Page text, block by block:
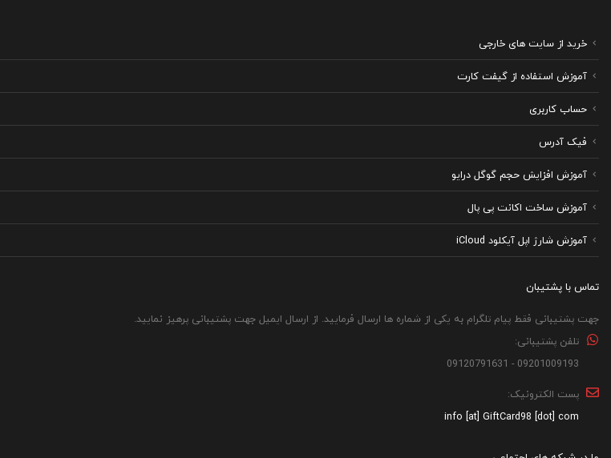
خرید از سایت های خارجی
آموزش استفاده از گیفت کارت
حساب کاربری
فیک آدرس
آموزش افزایش حجم گوگل درایو
آموزش ساخت اکانت پی پال
آموزش شارژ اپل آیکلود iCloud
تماس با پشتیبان
جهت پشتیبانی فقط پیام تلگرام به یکی از شماره ها ارسال فرمایید. از ارسال ایمیل جهت پشتیبانی پرهیز نمایید.
تلفن پشتیبانی:
09201009193 - 09120791631
پست الکترونیک:
info [at] GiftCard98 [dot] com